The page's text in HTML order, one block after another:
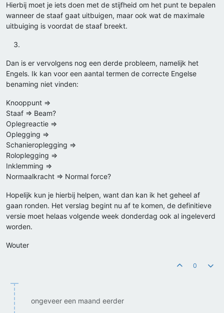
Hierbij moet je iets doen met de stijfheid om het punt te bepalen
wanneer de staaf gaat uitbuigen, maar ook wat de maximale
uitbuiging is voordat de staaf breekt.
Dan is er vervolgens nog een derde probleem, namelijk het
Engels. Ik kan voor een aantal termen de correcte Engelse
benaming niet vinden:
Knooppunt =>
Staaf => Beam?
Oplegreactie =>
Oplegging =>
Schanieroplegging =>
Roloplegging =>
Inklemming =>
Normaalkracht => Normal force?
Hopelijk kun je hierbij helpen, want dan kan ik het geheel af
gaan ronden. Het verslag begint nu af te komen, de definitieve
versie moet helaas volgende week donderdag ook al ingeleverd
worden.
Wouter
0
ongeveer een maand eerder